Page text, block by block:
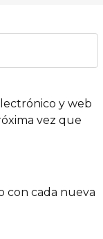
y web
vez que
con cada nueva